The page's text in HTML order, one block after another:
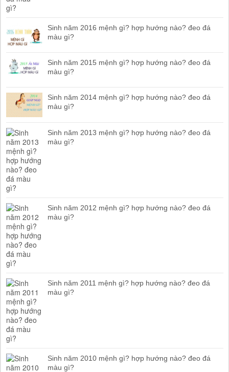
Sinh năm 2016 mệnh gì? hợp hướng nào? đeo đá
màu gì?
Sinh năm 2015 mệnh gì? hợp hướng nào? đeo đá
màu gì?
Sinh năm 2014 mệnh gì? hợp hướng nào? đeo đá
màu gì?
Sinh năm 2013 mệnh gì? hợp hướng nào? đeo đá
màu gì?
Sinh năm 2012 mệnh gì? hợp hướng nào? đeo đá
màu gì?
Sinh năm 2011 mệnh gì? hợp hướng nào? đeo đá
màu gì?
Sinh năm 2010 mệnh gì? hợp hướng nào? đeo đá
màu gì?